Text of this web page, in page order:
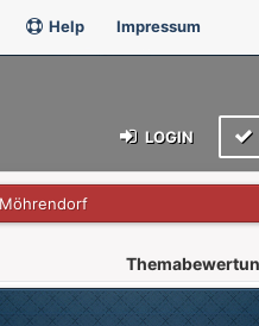
Help Impressum
LOGIN